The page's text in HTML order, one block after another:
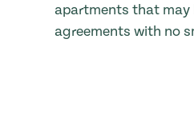
apartments that may
agreements with no